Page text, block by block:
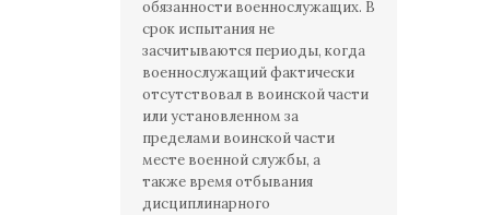
обязанности военнослужащих. В
срок испытания не
засчитываются периоды, когда
военнослужащий фактически
отсутствовал в воинской части
или установленном за
пределами воинской части
месте военной службы, а
также время отбывания
дисциплинарного